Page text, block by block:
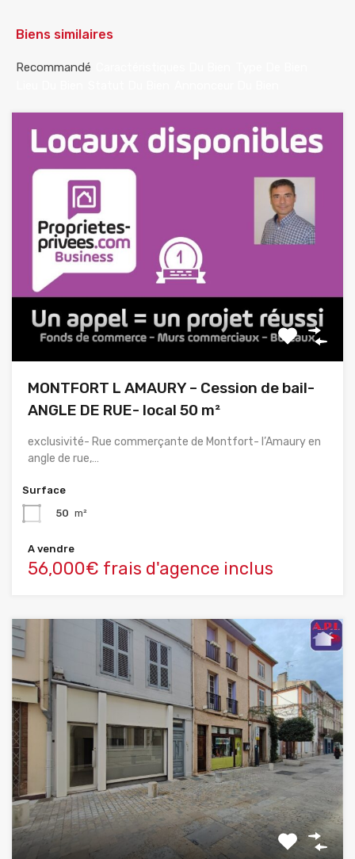
Biens similaires
Recommandé
MONTFORT L AMAURY – Cession de bail-
ANGLE DE RUE- local 50 m²
exclusivité- Rue commerçante de Montfort- l’Amaury en
angle de rue,…
Surface
50 m²
A vendre
56,000€ frais d'agence inclus